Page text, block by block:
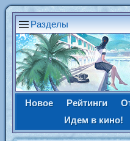
Разделы
Новое Рейтинги
Идем в кино!